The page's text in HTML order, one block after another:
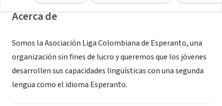
Acerca de
Somos la Asociación Liga Colombiana de Esperanto, una
organización sin fines de lucro y queremos que los jóvenes
desarrollen sus capacidades lingüísticas con una segunda
lengua como el idioma Esperanto.